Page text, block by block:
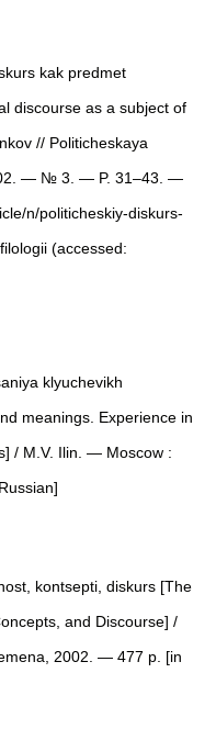
kak predmet
discourse as a subject of
// Politicheskaya
— № 3. — P. 31–43. —
n/politicheskiy-diskurs-
(accessed:
klyuchevikh
meanings. Experience in
/ M.V. Ilin. — Moscow :
kontsepti, diskurs [The
and Discourse] /
2002. — 477 p. [in